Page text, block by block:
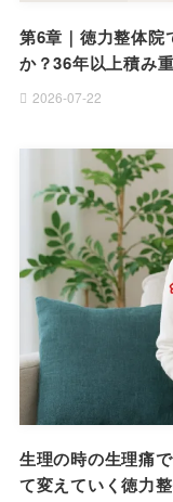
第6章｜徳力整体院
か？36年以上積み
2026-07-22
生理の時の生理痛
て変えていく徳力